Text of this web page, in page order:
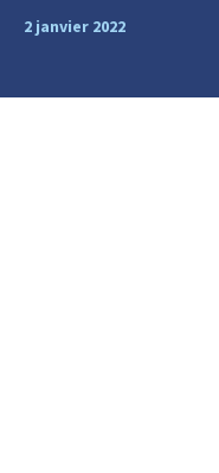
2 janvier 2022